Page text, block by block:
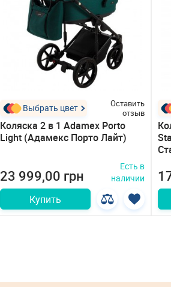
Выбрать цвет
Оставить
отзыв
Коляска 2 в 1 Adamex Porto
Light (Адамекс Порто Лайт)
23 999,00 грн
Есть в
наличии
Купить